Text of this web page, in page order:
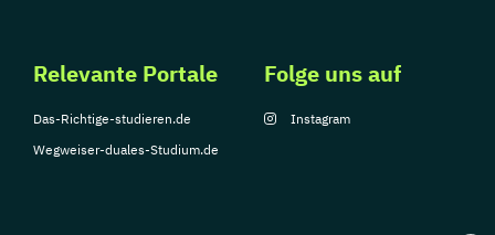
Relevante Portale
Das-Richtige-studieren.de
Wegweiser-duales-Studium.de
Folge uns auf
Instagram